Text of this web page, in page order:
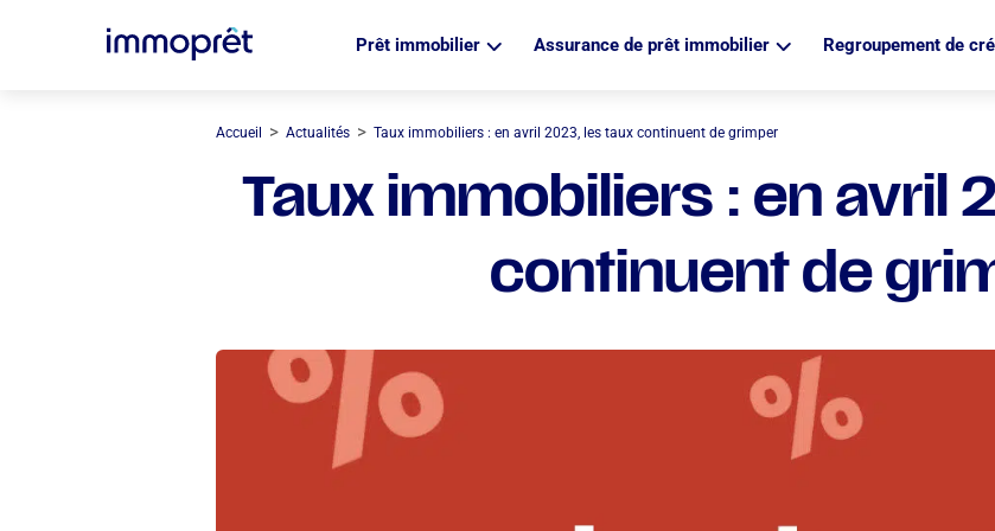
Prêt immobilier Assurance de prêt immobilier Regroupement de
Accueil > Actualités > Taux immobiliers : en avril 2023, les taux continuent de grimper
Taux immobiliers : en avril
continuent de